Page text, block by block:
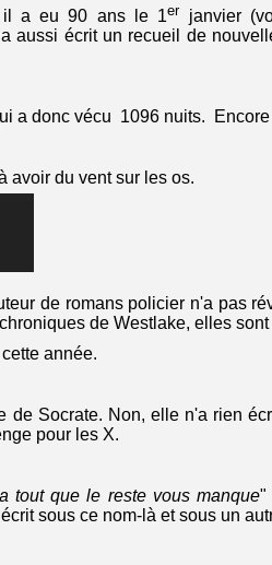
il a eu 90 ans le 1er janvier
aussi écrit un recueil de
a donc vécu 1096 nuits. Encore
avoir du vent sur les os.
de romans policier n'a pas
de Westlake, elles
année.
de Socrate. Non, elle n'a rien
pour les X.
tout que le reste vous manque"
sous ce nom-là et sous un